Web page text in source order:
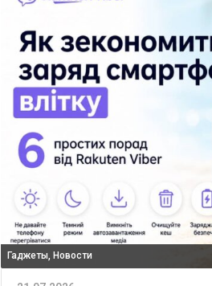
Гаджеты, Новости